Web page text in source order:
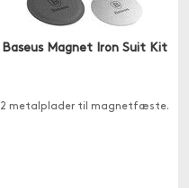
Baseus Magnet Iron Suit Kit
2 metalplader til magnetfæste.